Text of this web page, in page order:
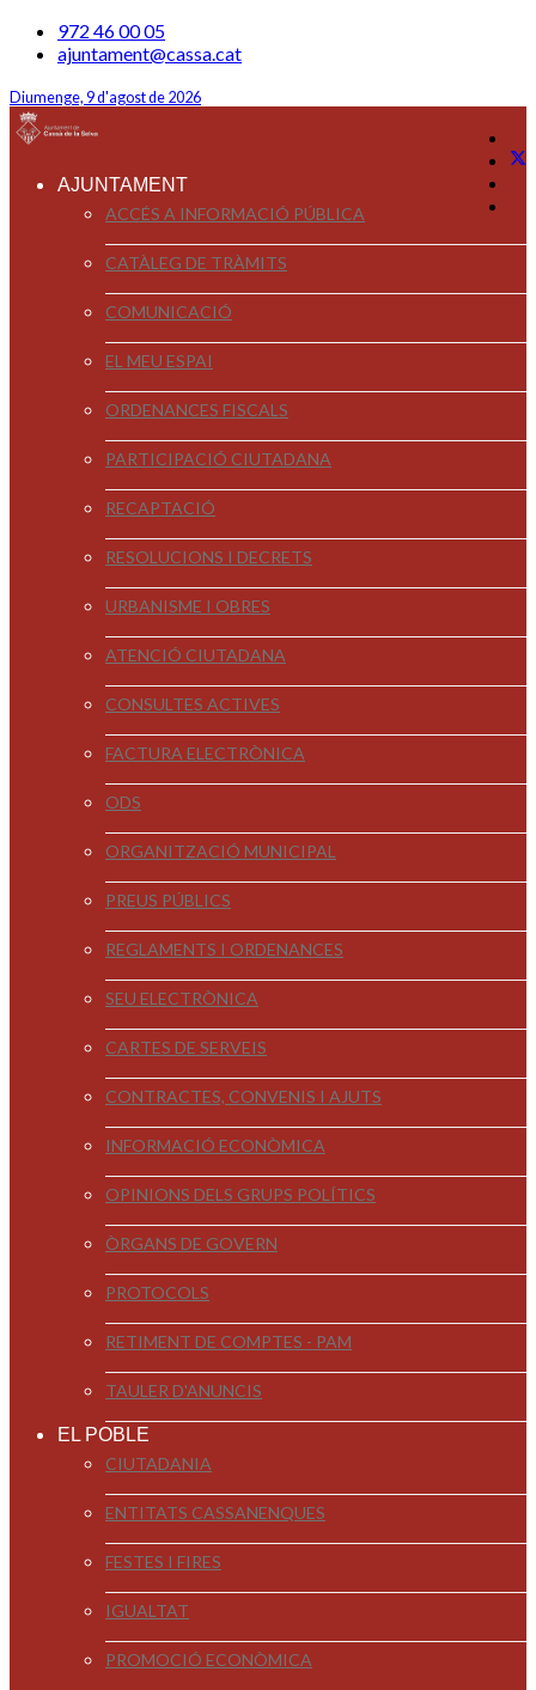
972 46 00 05
ajuntament@cassa.cat
Diumenge, 9 d'agost de 2026
AJUNTAMENT
ACCÉS A INFORMACIÓ PÚBLICA
CATÀLEG DE TRÀMITS
COMUNICACIÓ
EL MEU ESPAI
ORDENANCES FISCALS
PARTICIPACIÓ CIUTADANA
RECAPTACIÓ
RESOLUCIONS I DECRETS
URBANISME I OBRES
ATENCIÓ CIUTADANA
CONSULTES ACTIVES
FACTURA ELECTRÒNICA
ODS
ORGANITZACIÓ MUNICIPAL
PREUS PÚBLICS
REGLAMENTS I ORDENANCES
SEU ELECTRÒNICA
CARTES DE SERVEIS
CONTRACTES, CONVENIS I AJUTS
INFORMACIÓ ECONÒMICA
OPINIONS DELS GRUPS POLÍTICS
ÒRGANS DE GOVERN
PROTOCOLS
RETIMENT DE COMPTES - PAM
TAULER D'ANUNCIS
EL POBLE
CIUTADANIA
ENTITATS CASSANENQUES
FESTES I FIRES
IGUALTAT
PROMOCIÓ ECONÒMICA